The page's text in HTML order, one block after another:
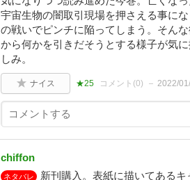
宇宙生物の闇取引現場を押さえる事に
の戦いでピンチに陥ってしまう。そん
から何かを引きだそうとする様子が気
しみ。
ナイス ★25 コメント(0) 2022/
chiffon
ネタバレ
新刊購入。表紙に描いてある